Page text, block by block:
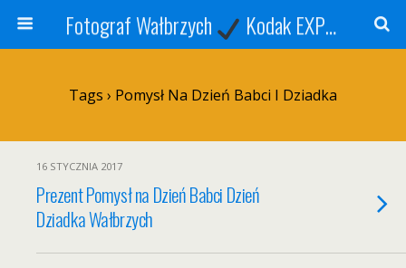
Fotograf Wałbrzych Kodak EXPRESS
Tags › Pomysł Na Dzień Babci I Dziadka
16 STYCZNIA 2017
Prezent Pomysł na Dzień Babci Dzień
Dziadka Wałbrzych